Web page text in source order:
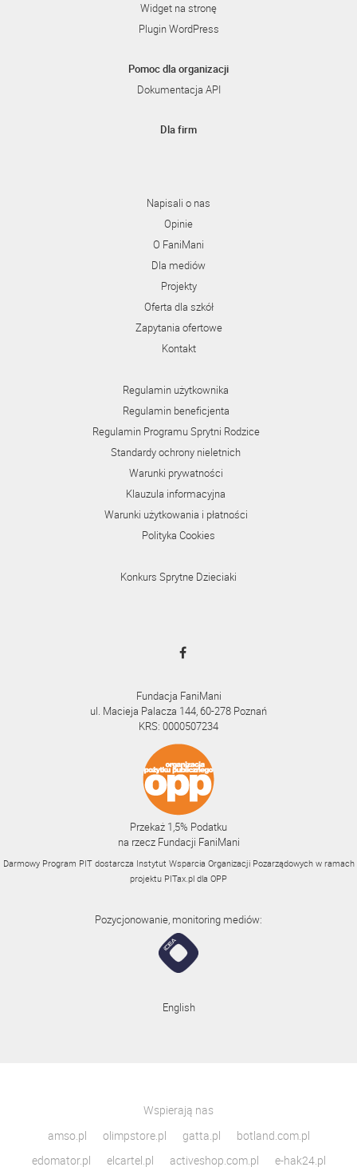
Widget na stronę
Plugin WordPress
Pomoc dla organizacji
Dokumentacja API
Dla firm
Napisali o nas
Opinie
O FaniMani
Dla mediów
Projekty
Oferta dla szkół
Zapytania ofertowe
Kontakt
Regulamin użytkownika
Regulamin beneficjenta
Regulamin Programu Sprytni Rodzice
Standardy ochrony nieletnich
Warunki prywatności
Klauzula informacyjna
Warunki użytkowania i płatności
Polityka Cookies
Konkurs Sprytne Dzieciaki
Fundacja FaniMani
ul. Macieja Palacza 144, 60-278 Poznań
KRS: 0000507234
Przekaż 1,5% Podatku
na rzecz Fundacji FaniMani
Darmowy Program PIT dostarcza Instytut Wsparcia Organizacji Pozarządowych w ramach
projektu PITax.pl dla OPP
Pozycjonowanie, monitoring mediów:
English
Wspierają nas
amso.pl
olimpstore.pl gatta.pl
botland.com.pl
edomator.pl
elcartel.pl activeshop.com.pl e-hak24.pl